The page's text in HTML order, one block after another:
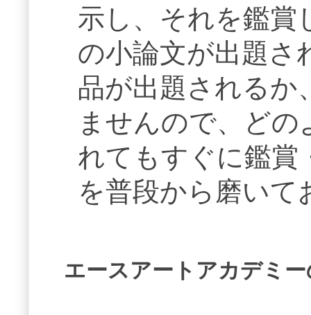
示し、それを鑑賞
の小論文が出題さ
品が出題されるか
ませんので、ど
れてもすぐに鑑賞
を普段から磨いて
エースアートアカデミ